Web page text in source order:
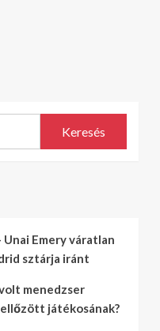
Keresés
Emery váratlan
sztárja iránt
menedzser
játékosának?